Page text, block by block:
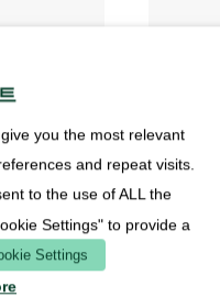
T 10
러스배송 비
함
you the most relevant
and repeat visits.
to the use of ALL the
Settings" to provide a
Settings